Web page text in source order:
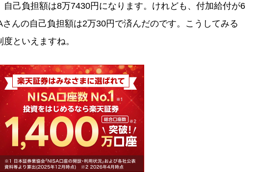
己負担額は8万7430円になります。けれども、付加給付が6
んの自己負担額は2万30円で済んだのです。こうしてみる
といえますね。